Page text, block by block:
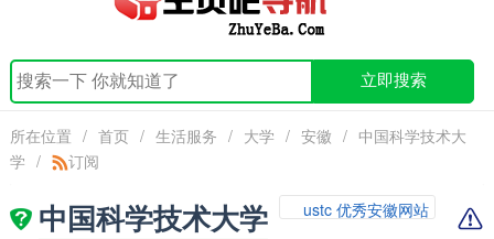
立即搜索
所在位置 / 首页 / 生活服务 / 大学 / 安徽 / 中国科学技术大
学 / 订阅
中国科学技术大学 ustc 优秀安徽网站